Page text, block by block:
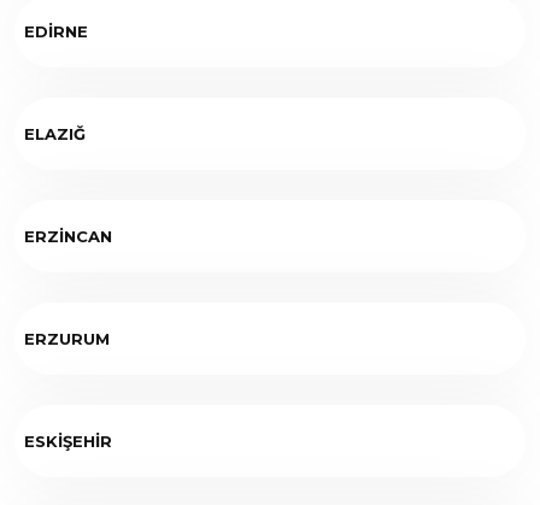
EDİRNE
ELAZIĞ
ERZİNCAN
ERZURUM
ESKİŞEHİR